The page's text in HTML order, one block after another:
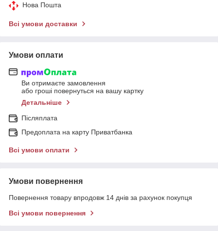
Нова Пошта
Всі умови доставки
Умови оплати
Ви отримаєте замовлення
або гроші повернуться на вашу картку
Детальніше
Післяплата
Предоплата на карту Приватбанка
Всі умови оплати
Умови повернення
Повернення товару впродовж 14 днів за рахунок покупця
Всі умови повернення